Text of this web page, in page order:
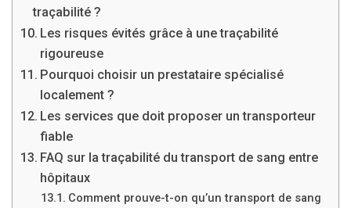
traçabilité ?
Les risques évités grâce à une traçabilité
rigoureuse
Pourquoi choisir un prestataire spécialisé
localement ?
Les services que doit proposer un transporteur
fiable
FAQ sur la traçabilité du transport de sang entre
hôpitaux
Comment prouve-t-on qu’un transport de sang